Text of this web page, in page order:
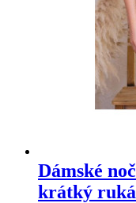
Dámské
krátký